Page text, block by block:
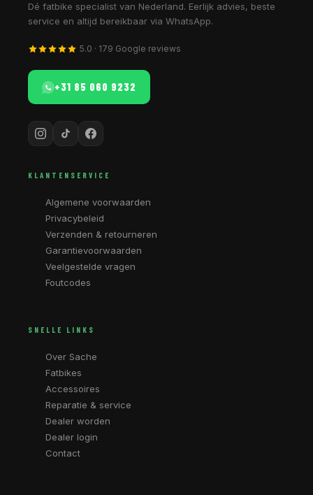
Dé fatbike specialist van Nederland. Eerlijk advies, beste
service en altijd bereikbaar via WhatsApp.
5.0 · 179 Google reviews
+31 85 060 9232
KLANTENSERVICE
Algemene voorwaarden
Privacybeleid
Verzenden & retourneren
Garantievoorwaarden
Veelgestelde vragen
Foutcodes
SNELLE LINKS
Over Sache
Fatbikes
Accessoires
Reparatie & service
Dealer worden
Dealer login
Contact